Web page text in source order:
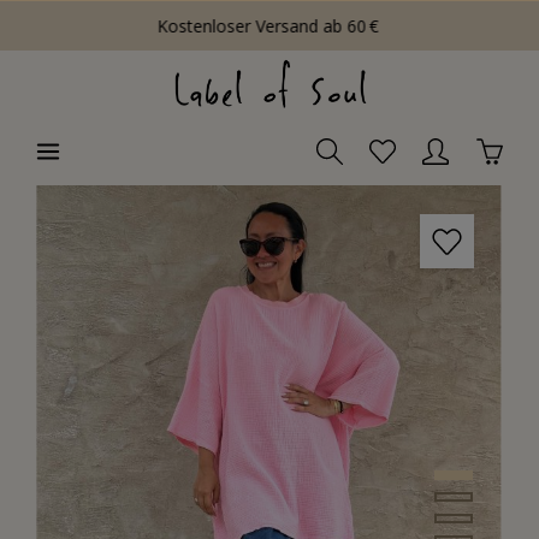
Kostenloser Versand ab 60 €